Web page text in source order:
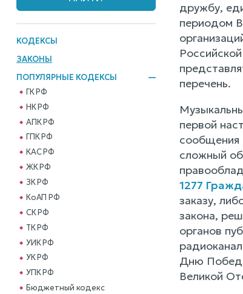
КОДЕКСЫ
ЗАКОНЫ
ПОПУЛЯРНЫЕ КОДЕКСЫ
ГК РФ
НК РФ
АПК РФ
ГПК РФ
КАС РФ
ЖК РФ
ЗК РФ
КоАП РФ
СК РФ
ТК РФ
УИК РФ
УК РФ
УПК РФ
Бюджетный кодекс
дружбу,
периодом
перечень.
первой
сообщения
сложный
1277
заказу,
закона,
органов
Дню
Великой